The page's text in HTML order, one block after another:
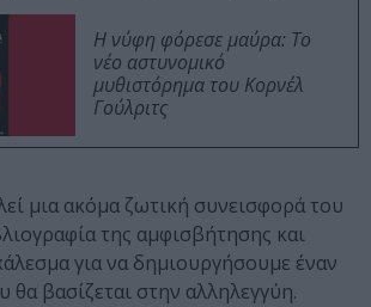
Η νύφη φόρεσε μαύρα: Το
νέο αστυνομικό
μυθιστόρημα του Κορνέλ
Γούλριτς
μια ακόμα ζωτική συνεισφορά του
της αμφισβήτησης και
για να δημιουργήσουμε έναν
θα βασίζεται στην αλληλεγγύη.